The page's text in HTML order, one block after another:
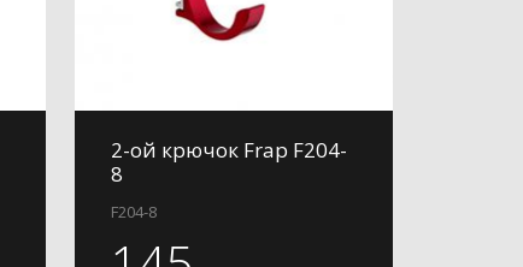
2-ой крючок Frap F204-
8
F204-8